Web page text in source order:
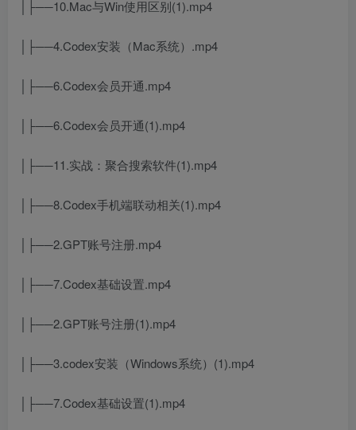
│├──10.Mac与Win使用区别(1).mp4
│├──4.Codex安装（Mac系统）.mp4
│├──6.Codex会员开通.mp4
│├──6.Codex会员开通(1).mp4
│├──11.实战：聚合搜索软件(1).mp4
│├──8.Codex手机端联动相关(1).mp4
│├──2.GPT账号注册.mp4
│├──7.Codex基础设置.mp4
│├──2.GPT账号注册(1).mp4
│├──3.codex安装（Windows系统）(1).mp4
│├──7.Codex基础设置(1).mp4